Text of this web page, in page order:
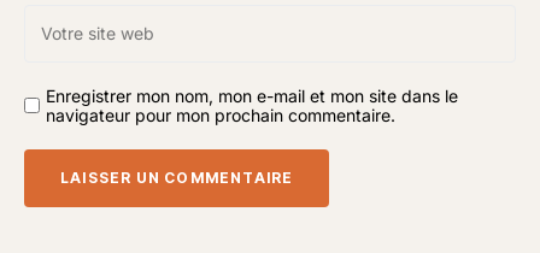
Enregistrer mon nom, mon e-mail et mon site dans le
navigateur pour mon prochain commentaire.